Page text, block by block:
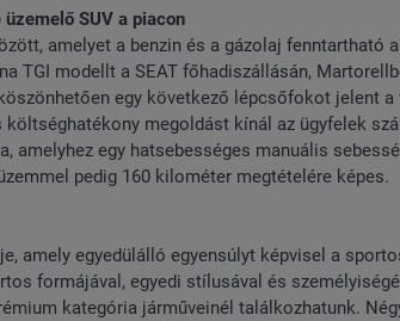
SUV a piacon
amelyet a benzin és a gázolaj fenntartható
TGI modellt a SEAT főhadiszállásán,
egy következő lépcsőfokot jelent
megoldást kínál az ügyfelek
amelyhez egy hatsebességes manuális
pedig 160 kilométer megtételére képes.
amely egyedülálló egyensúlyt képvisel a
formájával, egyedi stílusával és
kategória járműveinél találkozhatunk.